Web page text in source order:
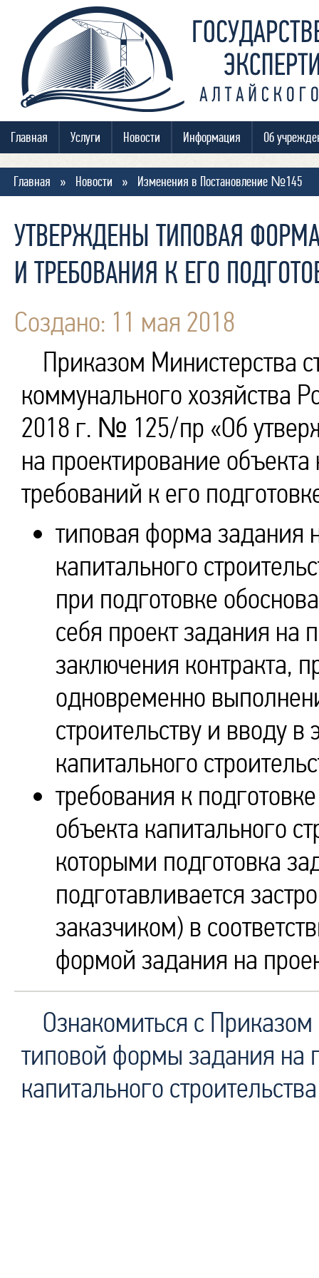
Главная Услуги Новости Информация Об
Главная » Новости » Изменения в Постановление №145
УТВЕРЖДЕНЫ ТИПОВАЯ
И ТРЕБОВАНИЯ К ЕГО
Создано: 11 мая 2018
Приказом Министерства
коммунального хозяйства
2018 г. № 125/пр «Об
на проектирование объекта
требований к его
типовая форма задания
капитального
при подготовке
себя проект задания на
заключения контракта,
одновременно
строительству и вводу
капитального
требования к
объекта капитального
которыми подготовка
подготавливается
заказчиком) в
формой задания на
Ознакомиться с
типовой формы задания на
капитального